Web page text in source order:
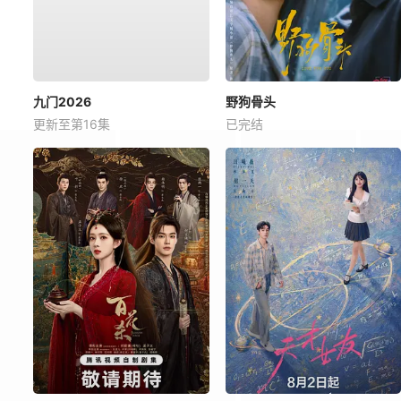
九门2026
更新至第16集
野狗骨头
已完结